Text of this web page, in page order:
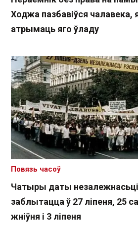
Ходжа пазбавіўся чалавека,
атрымаць яго ўладу
Чатыры даты
заблытацца ў 27 ліпеня, 25
жніўня і 3 ліпеня
Повязь часоў